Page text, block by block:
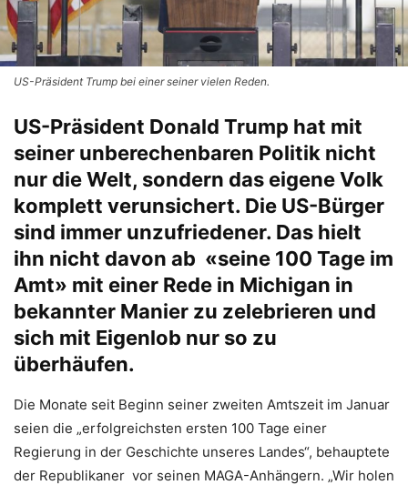
US-Präsident Trump bei einer seiner vielen Reden.
US-Präsident Donald Trump hat mit
seiner unberechenbaren Politik nicht
nur die Welt, sondern das eigene Volk
komplett verunsichert. Die US-Bürger
sind immer unzufriedener. Das hielt
ihn nicht davon ab «seine 100 Tage im
Amt» mit einer Rede in Michigan in
bekannter Manier zu zelebrieren und
sich mit Eigenlob nur so zu
überhäufen.
Die Monate seit Beginn seiner zweiten Amtszeit im Januar
seien die „erfolgreichsten ersten 100 Tage einer
Regierung in der Geschichte unseres Landes“, behauptete
der Republikaner vor seinen MAGA-Anhängern. „Wir holen